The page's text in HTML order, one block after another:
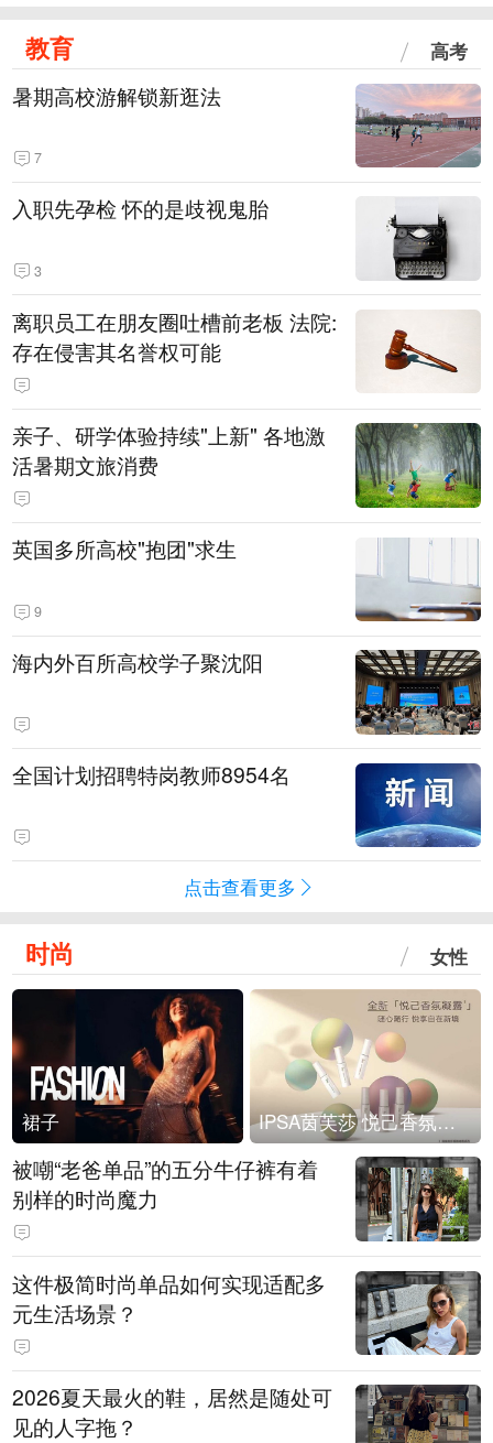
教育 高考
暑期高校游解锁新逛法
7
入职先孕检 怀的是歧视鬼胎
3
离职员工在朋友圈吐槽前老板 法院:
存在侵害其名誉权可能
亲子、研学体验持续"上新" 各地激
活暑期文旅消费
英国多所高校"抱团"求生
9
海内外百所高校学子聚沈阳
全国计划招聘特岗教师8954名
点击查看更多
时尚 女性
裙子 IPSA茵芙莎 悦己香氛凝露上市
被嘲“老爸单品”的五分牛仔裤有着
别样的时尚魔力
这件极简时尚单品如何实现适配多
元生活场景？
2026夏天最火的鞋，居然是随处可
见的人字拖？